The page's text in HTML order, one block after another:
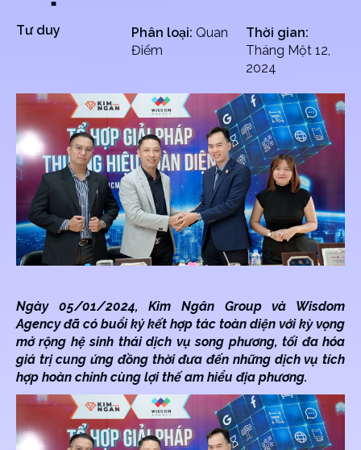
Tư duy Phân loại: Quan
Điểm
Thời gian:
Tháng Một 12,
2024
Ngày 05/01/2024, Kim Ngân Group và Wisdom
Agency đã có buổi ký kết hợp tác toàn diện với kỳ vọng
mở rộng hệ sinh thái dịch vụ song phương, tối đa hóa
giá trị cung ứng đồng thời đưa đến những dịch vụ tích
hợp hoàn chỉnh cùng lợi thế am hiểu địa phương.